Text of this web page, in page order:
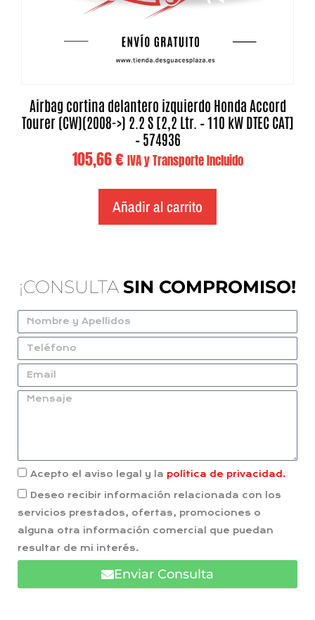
Airbag cortina delantero izquierdo Honda Accord
Tourer (CW)(2008->) 2.2 S [2,2 Ltr. – 110 kW DTEC CAT]
– 574936
105,66€ IVA y Transporte Incluido
Añadir al carrito
¡CONSULTA SIN COMPROMISO!
Acepto el aviso legal y la política de privacidad.
Deseo recibir información relacionada con los
servicios prestados, ofertas, promociones o
alguna otra información comercial que puedan
resultar de mi interés.
Enviar Consulta